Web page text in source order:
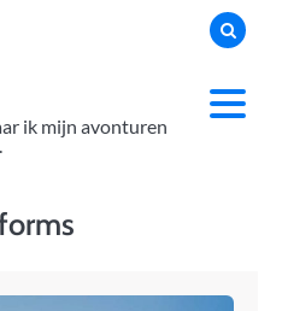
ik mijn avonturen